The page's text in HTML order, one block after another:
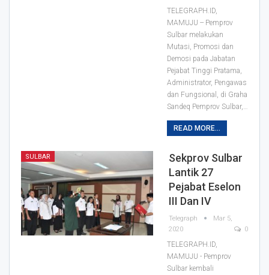
TELEGRAPH.ID,
MAMUJU -- Pemprov
Sulbar melakukan
Mutasi, Promosi dan
Demosi pada Jabatan
Pejabat Tinggi Pratama,
Administrator, Pengawas
dan Fungsional, di Graha
Sandeq Pemprov Sulbar,…
READ MORE...
SULBAR
Sekprov Sulbar
Lantik 27
Pejabat Eselon
III Dan IV
Telegraph
Mar 5,
2020
0
TELEGRAPH.ID,
MAMUJU - Pemprov
Sulbar kembali